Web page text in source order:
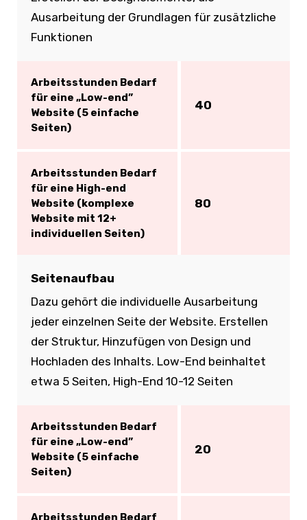
Ausarbeitung der Grundlagen für zusätzliche
Funktionen
Arbeitsstunden Bedarf
für eine „Low-end”
Website (5 einfache
Seiten)
40
Arbeitsstunden Bedarf
für eine High-end
Website (komplexe
Website mit 12+
individuellen Seiten)
80
Seitenaufbau
Dazu gehört die individuelle Ausarbeitung
jeder einzelnen Seite der Website. Erstellen
der Struktur, Hinzufügen von Design und
Hochladen des Inhalts. Low-End beinhaltet
etwa 5 Seiten, High-End 10-12 Seiten
Arbeitsstunden Bedarf
für eine „Low-end”
Website (5 einfache
Seiten)
20
Arbeitsstunden Bedarf